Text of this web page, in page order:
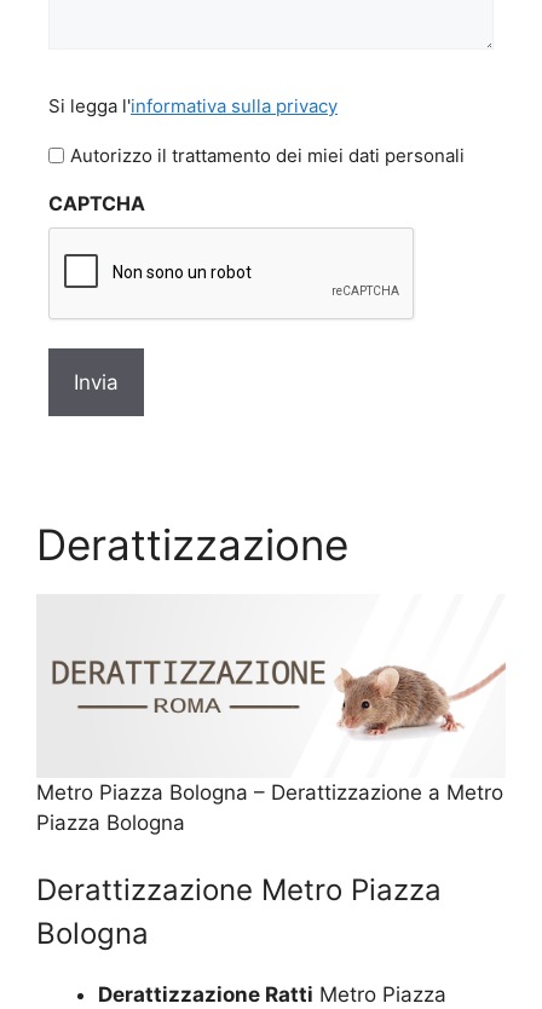
legga
l'informativa
privacy
Si legga l'informativa sulla privacy
Autorizzo il trattamento dei miei dati personali
CAPTCHA
Derattizzazione
Metro Piazza Bologna – Derattizzazione a Metro
Piazza Bologna
Derattizzazione Metro Piazza
Bologna
Derattizzazione Ratti Metro Piazza